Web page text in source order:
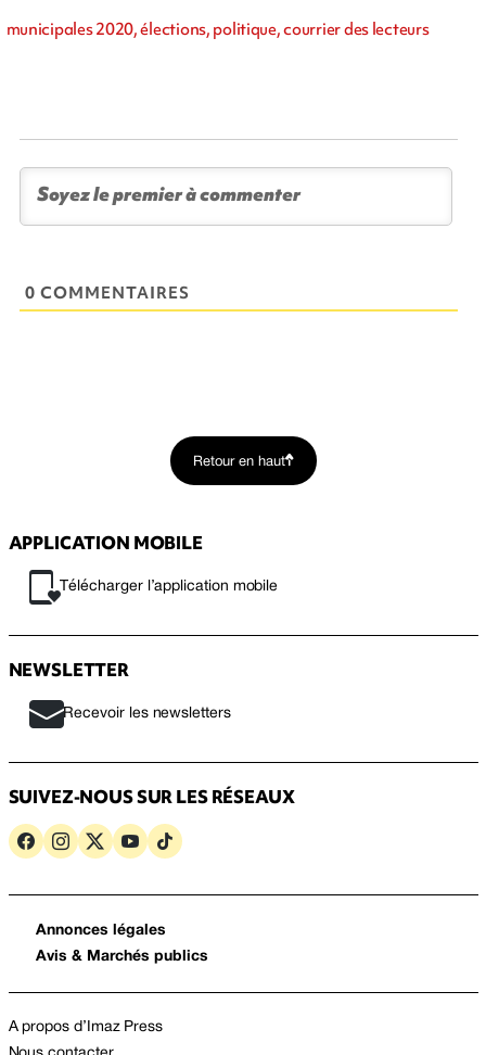
municipales 2020, élections, politique, courrier des lecteurs
0 COMMENTAIRES
Retour en haut
APPLICATION MOBILE
Télécharger l’application mobile
NEWSLETTER
Recevoir les newsletters
SUIVEZ-NOUS SUR LES RÉSEAUX
Annonces légales
Avis & Marchés publics
A propos d’Imaz Press